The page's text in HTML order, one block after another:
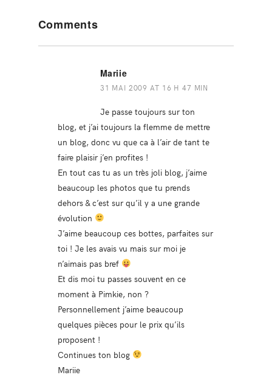
Interactions
Comments
Mariie
31 MAI 2009 AT 16 H 47 MIN
Je passe toujours sur ton
blog, et j’ai toujours la flemme de mettre
un blog, donc vu que ca à l’air de tant te
faire plaisir j’en profites !
En tout cas tu as un très joli blog, j’aime
beaucoup les photos que tu prends
dehors & c’est sur qu’il y a une grande
évolution
J’aime beaucoup ces bottes, parfaites sur
toi ! Je les avais vu mais sur moi je
n’aimais pas bref
Et dis moi tu passes souvent en ce
moment à Pimkie, non ?
Personnellement j’aime beaucoup
quelques pièces pour le prix qu’ils
proposent !
Continues ton blog
Mariie